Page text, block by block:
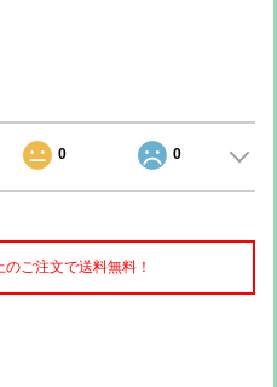
0 0
ご注文で送料無料！